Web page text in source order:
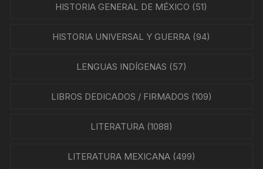
HISTORIA GENERAL DE MÉXICO (51)
HISTORIA UNIVERSAL Y GUERRA (94)
LENGUAS INDÍGENAS (57)
LIBROS DEDICADOS / FIRMADOS (109)
LITERATURA(1088)
LITERATURA MEXICANA(499)